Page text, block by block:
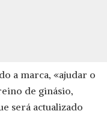
a marca, «ajudar o
de ginásio,
será actualizado